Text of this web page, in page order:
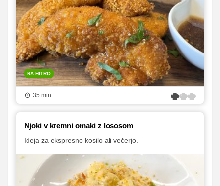
NA HITRO
35 min
Njoki v kremni omaki z lososom
Ideja za ekspresno kosilo ali večerjo.